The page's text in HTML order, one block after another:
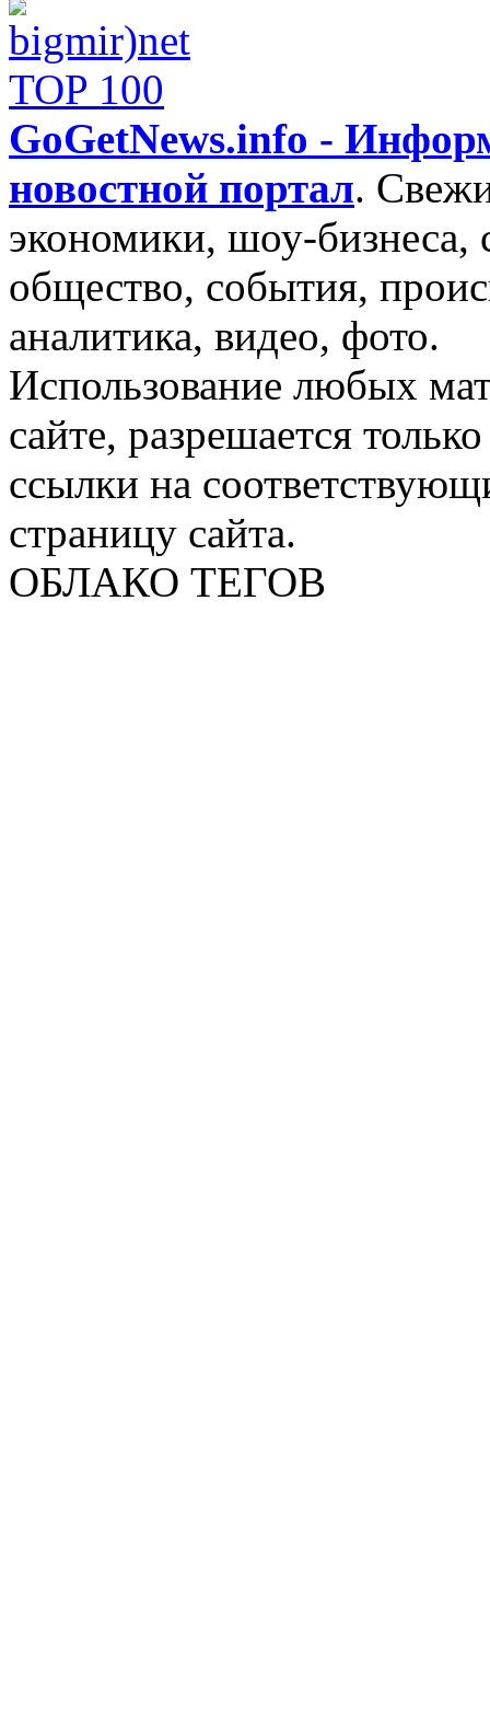
GoGetNews.info -
новостной портал.
экономики, шоу-бизнеса,
общество, события,
аналитика, видео, фото.
Использование любых
сайте, разрешается
ссылки на
страницу сайта.
ОБЛАКО ТЕГОВ